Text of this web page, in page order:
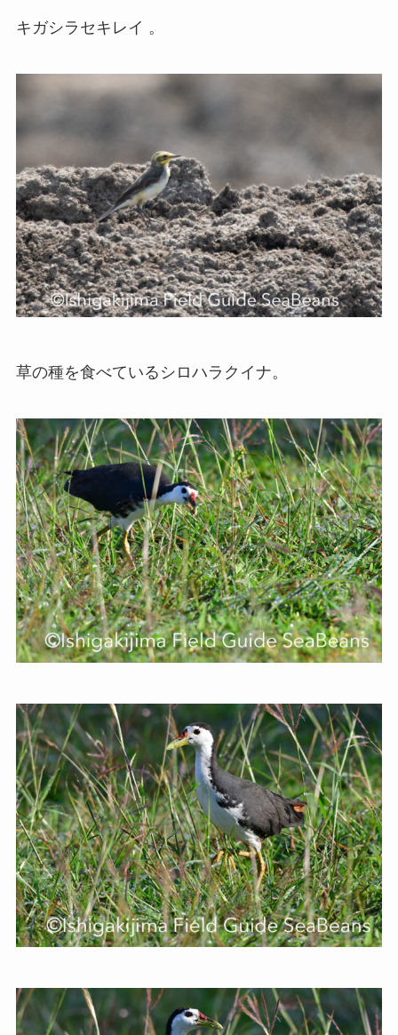
キガシラセキレイ 。
草の種を食べているシロハラクイナ。